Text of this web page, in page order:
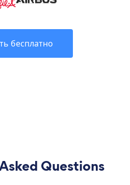
бесплатно
Questions